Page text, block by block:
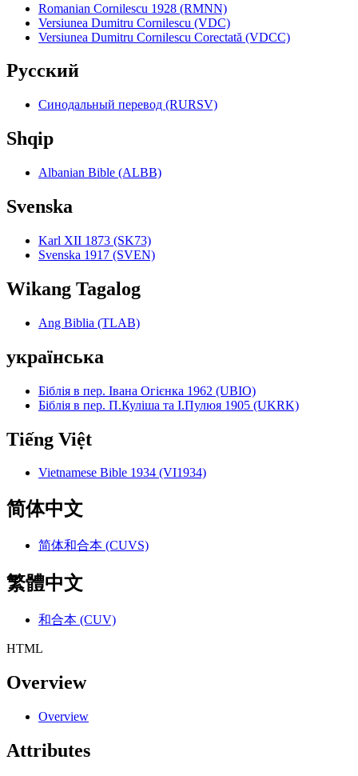
Romanian Cornilescu 1928 (RMNN)
Versiunea Dumitru Cornilescu (VDC)
Versiunea Dumitru Cornilescu Corectată (VDCC)
Pyccкий
Синодальный перевод (RURSV)
Shqip
Albanian Bible (ALBB)
Svenska
Karl XII 1873 (SK73)
Svenska 1917 (SVEN)
Wikang Tagalog
Ang Biblia (TLAB)
українська
Біблія в пер. Івана Огієнка 1962 (UBIO)
Біблія в пер. П.Куліша та І.Пулюя 1905 (UKRK)
Tiếng Việt
Vietnamese Bible 1934 (VI1934)
简体中文
简体和合本 (CUVS)
繁體中文
和合本 (CUV)
HTML
Overview
Overview
Attributes